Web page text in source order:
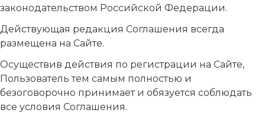
законодательством Российской Федерации.
Действующая редакция Соглашения всегда
размещена на Сайте.
Осуществив действия по регистрации на Сайте,
Пользователь тем самым полностью и
безоговорочно принимает и обязуется соблюдать
все условия Соглашения.